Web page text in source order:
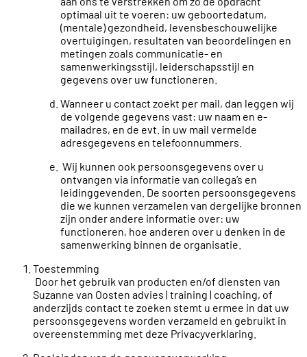
optimaal uit te voeren: uw geboortedatum,
(mentale) gezondheid, levensbeschouwelijke
overtuigingen, resultaten van beoordelingen en
metingen zoals communicatie- en
samenwerkingsstijl, leiderschapsstijl en
gegevens over uw functioneren.
Wanneer u contact zoekt per mail, dan leggen wij
de volgende gegevens vast: uw naam en e-
mailadres, en de evt. in uw mail vermelde
adresgegevens en telefoonnummers.
Wij kunnen ook persoonsgegevens over u
ontvangen via informatie van collega’s en
leidinggevenden. De soorten persoonsgegevens
die we kunnen verzamelen van dergelijke bronnen
zijn onder andere informatie over: uw
functioneren, hoe anderen over u denken in de
samenwerking binnen de organisatie.
Toestemming
Door het gebruik van producten en/of diensten van
Suzanne van Oosten advies | training | coaching, of
anderzijds contact te zoeken stemt u ermee in dat uw
persoonsgegevens worden verzameld en gebruikt in
overeenstemming met deze Privacyverklaring.